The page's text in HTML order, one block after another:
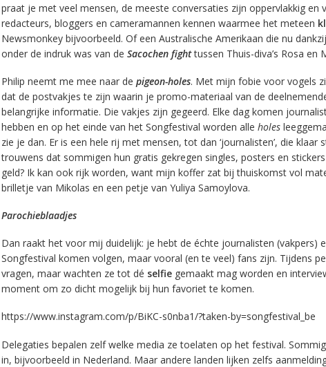
praat je met veel mensen, de meeste conversaties zijn oppervlakkig en
redacteurs, bloggers en cameramannen kennen waarmee het meteen
Newsmonkey bijvoorbeeld. Of een Australische Amerikaan die nu
onder de indruk was van de Sacochen fighttussen Thuis-diva’s Rosa en
Philip neemt me mee naar de pigeon-holes. Met mijn fobie voor vogels
dat de postvakjes te zijn waarin je promo-materiaal van de
belangrijke informatie. Die vakjes zijn gegeerd. Elke dag komen
hebben en op het einde van het Songfestival worden alle holes
zie je dan. Er is een hele rij met mensen, tot dan ‘journalisten’, die klaar
trouwens dat sommigen hun gratis gekregen singles, posters en
geld? Ik kan ook rijk worden, want mijn koffer zat bij thuiskomst vol
brilletje van Mikolas en een petje van Yuliya Samoylova.
Parochieblaadjes
Dan raakt het voor mij duidelijk: je hebt de échte journalisten (vakpers)
Songfestival komen volgen, maar vooral (en te veel) fans zijn. Tijdens
vragen, maar wachten ze tot dé selfiegemaakt mag worden en
moment om zo dicht mogelijk bij hun favoriet te komen.
https://www.instagram.com/p/BiKC-s0nba1/?taken-by=songfestival_be
Delegaties bepalen zelf welke media ze toelaten op het festival.
in, bijvoorbeeld in Nederland. Maar andere landen lijken zelfs